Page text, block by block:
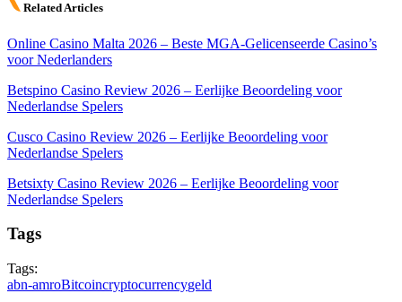
Related Articles
Online Casino Malta 2026 – Beste MGA-Gelicenseerde Casino’s
voor Nederlanders
Betspino Casino Review 2026 – Eerlijke Beoordeling voor
Nederlandse Spelers
Cusco Casino Review 2026 – Eerlijke Beoordeling voor
Nederlandse Spelers
Betsixty Casino Review 2026 – Eerlijke Beoordeling voor
Nederlandse Spelers
Tags
Tags:
abn-amroBitcoincryptocurrencygeld